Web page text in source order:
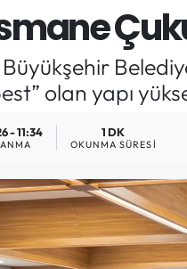
olan yapı
- 11:34 1 DK
OKUNMA SÜRESI